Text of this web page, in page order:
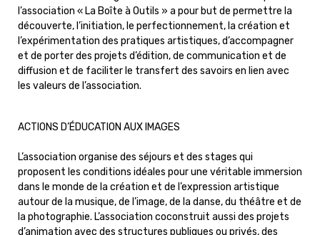
l’association « La Boîte à Outils » a pour but de permettre la
découverte, l’initiation, le perfectionnement, la création et
l’expérimentation des pratiques artistiques, d’accompagner
et de porter des projets d’édition, de communication et de
diffusion et de faciliter le transfert des savoirs en lien avec
les valeurs de l’association.
ACTIONS D’ÉDUCATION AUX IMAGES
L’association organise des séjours et des stages qui
proposent les conditions idéales pour une véritable immersion
dans le monde de la création et de l’expression artistique
autour de la musique, de l’image, de la danse, du théâtre et de
la photographie. L’association coconstruit aussi des projets
d’animation avec des structures publiques ou privés, des